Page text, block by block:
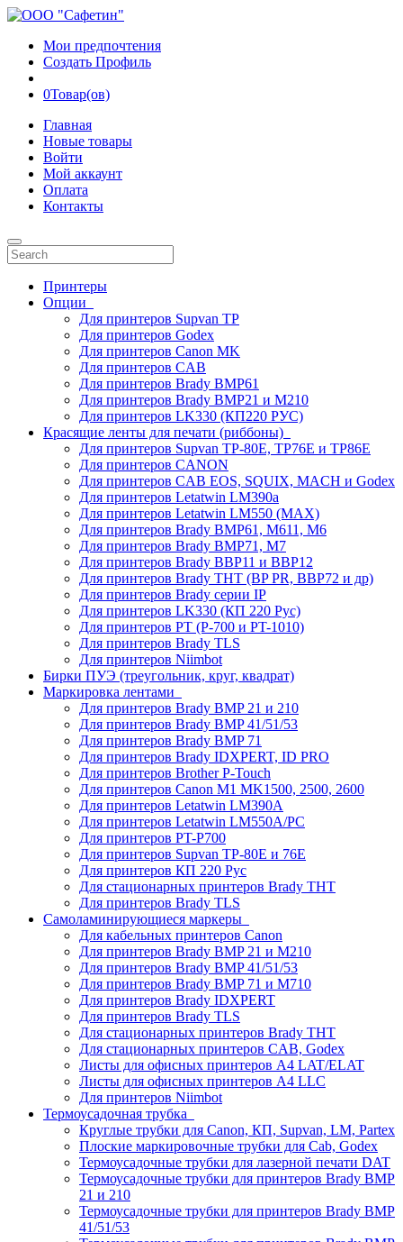
Мои предпочтения
Создать Профиль
0Товар(ов)
Главная
Новые товары
Войти
Мой аккаунт
Оплата
Контакты
Принтеры
Опции
Для принтеров Supvan TP
Для принтеров Godex
Для принтеров Canon MK
Для принтеров CAB
Для принтеров Brady BMP61
Для принтеров Brady BMP21 и M210
Для принтеров LK330 (КП220 РУС)
Красящие ленты для печати (риббоны)
Для принтеров Supvan TP-80E, TP76E и TP86E
Для принтеров CANON
Для принтеров CAB EOS, SQUIX, MACH и Godex
Для принтеров Letatwin LM390a
Для принтеров Letatwin LM550 (MAX)
Для принтеров Brady BMP61, M611, M6
Для принтеров Brady BMP71, M7
Для принтеров Brady BBP11 и BBP12
Для принтеров Brady THT (BP PR, BBP72 и др)
Для принтеров Brady серии IP
Для принтеров LK330 (КП 220 Рус)
Для принтеров PT (P-700 и PT-1010)
Для принтеров Brady TLS
Для принтеров Niimbot
Бирки ПУЭ (треугольник, круг, квадрат)
Маркировка лентами
Для принтеров Brady BMP 21 и 210
Для принтеров Brady BMP 41/51/53
Для принтеров Brady BMP 71
Для принтеров Brady IDXPERT, ID PRO
Для принтеров Brother P-Touch
Для принтеров Canon M1 MK1500, 2500, 2600
Для принтеров Letatwin LM390A
Для принтеров Letatwin LM550A/PC
Для принтеров PT-P700
Для принтеров Supvan TP-80E и 76E
Для принтеров КП 220 Рус
Для стационарных принтеров Brady THT
Для принтеров Brady TLS
Самоламинирующиеся маркеры
Для кабельных принтеров Canon
Для принтеров Brady BMP 21 и M210
Для принтеров Brady BMP 41/51/53
Для принтеров Brady BMP 71 и M710
Для принтеров Brady IDXPERT
Для принтеров Brady TLS
Для стационарных принтеров Brady THT
Для стационарных принтеров CAB, Godex
Листы для офисных принтеров А4 LAT/ELAT
Листы для офисных принтеров А4 LLC
Для принтеров Niimbot
Термоусадочная трубка
Круглые трубки для Canon, КП, Supvan, LM, Partex
Плоские маркировочные трубки для Cab, Godex
Термоусадочные трубки для лазерной печати DAT
Термоусадочные трубки для принтеров Brady BMP
21 и 210
Термоусадочные трубки для принтеров Brady BMP
41/51/53